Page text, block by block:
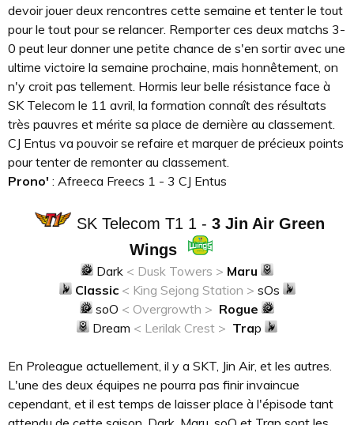
devoir jouer deux rencontres cette semaine et tenter le tout
pour le tout pour se relancer. Remporter ces deux matchs 3-
0 peut leur donner une petite chance de s'en sortir avec une
ultime victoire la semaine prochaine, mais honnêtement, on
n'y croit pas tellement. Hormis leur belle résistance face à
SK Telecom le 11 avril, la formation connaît des résultats
très pauvres et mérite sa place de dernière au classement.
CJ Entus va pouvoir se refaire et marquer de précieux points
pour tenter de remonter au classement.
Prono' : Afreeca Freecs 1 - 3 CJ Entus
SK Telecom T1 1 - 3 Jin Air Green
Wings
Dark < Dusk Towers > Maru
Classic < King Sejong Station > sOs
soO < Overgrowth > Rogue
Dream < Lerilak Crest > Trap
En Proleague actuellement, il y a SKT, Jin Air, et les autres.
L'une des deux équipes ne pourra pas finir invaincue
cependant, et il est temps de laisser place à l'épisode tant